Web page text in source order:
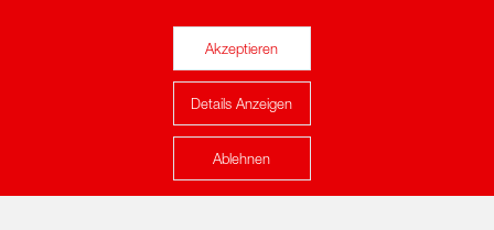
Karte anzeigen
Akzeptieren
Details Anzeigen
Ablehnen